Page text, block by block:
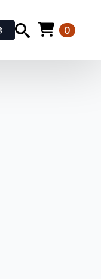
0